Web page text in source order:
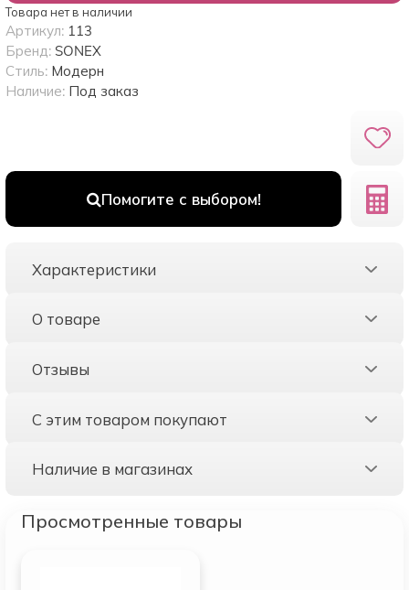
Товара нет в наличии
Помогите с выбором!
Артикул: 113
Бренд: SONEX
Стиль: Модерн
Наличие: Под заказ
Характеристики
О товаре
Отзывы
С этим товаром покупают
Наличие в магазинах
Просмотренные товары